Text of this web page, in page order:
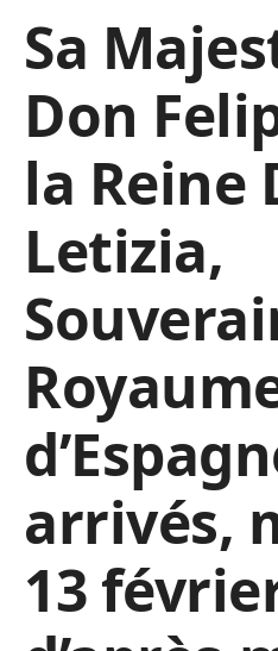
Sa
Don
la Reine
Letizia,
arrivés,
13